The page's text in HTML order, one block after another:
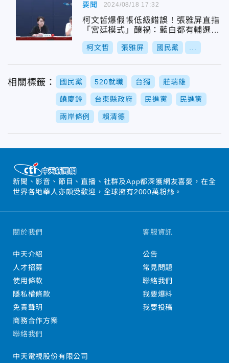
要聞
柯文哲爆假帳低級錯誤！張雅屏直指
「宮廷模式」釀禍：藍白都有輔選人
才斷層
柯文哲 張雅屏 國民黨
2024/08/18 17:32
相關標籤： 國民黨 520就職 台獨 莊瑞雄
饒慶鈴 台東縣政府 民進黨 民進黨
兩岸條例 賴清德
新聞、影音、節目、直播、社群及App都深獲網友喜愛，在全
世界各地華人亦頗受歡迎，全球擁有2000萬粉絲。
關於我們
中天介紹
人才招募
使用條款
隱私權條款
免責聲明
商務合作方案
客服資訊
公告
常見問題
聯絡我們
我要爆料
我要投稿
聯絡我們
中天電視股份有限公司